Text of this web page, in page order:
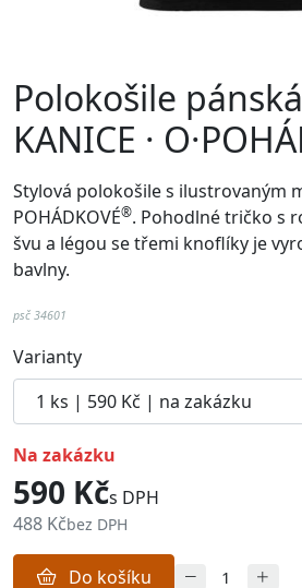
Polokošile
KANICE ·
Stylová polokošile s ilustrovaným
POHÁDKOVÉ®. Pohodlnétričko s
švu a légou se třemi knoflíky je
bavlny.
psč 34601
Varianty
na zakázku
590 Kčs DPH
488 Kčbez DPH
Do košíku